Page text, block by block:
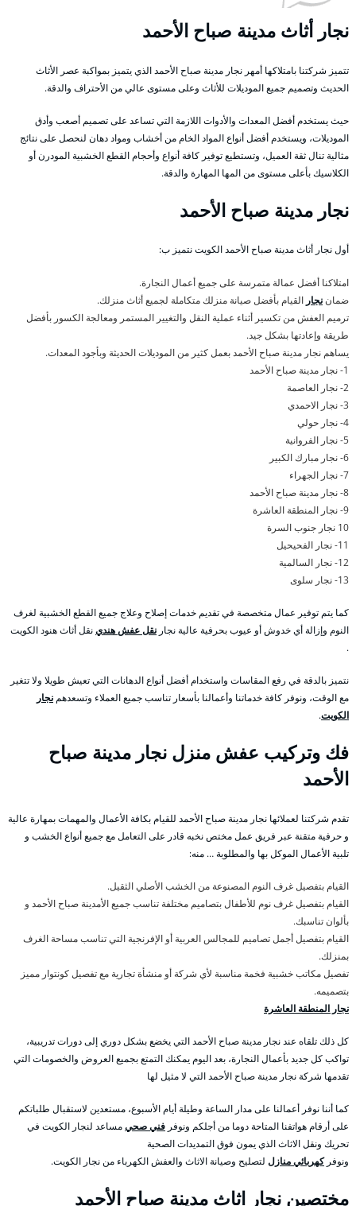
نجار أثاث مدينة صباح الأحمد
تتميز شركتنا بامتلاكها أمهر نجار مدينة صباح الأحمد الذي يتميز بمواكبة عصر الأثاث
الحديث وتصميم جميع الموديلات للأثاث وعلى مستوى عالي من الأحتراف والدقة.
حيث يستخدم أفضل المعدات والأدوات اللازمة التي تساعد على تصميم أصعب وأدق
الموديلات، ويستخدم أفضل أنواع المواد الخام من أخشاب ومواد دهان لنحصل على نتائج
مثالية تنال ثقة العميل، وتستطيع توفير كافة أنواع وأحجام القطع الخشبية المودرن أو
الكلاسيك بأعلى مستوى من المها المهارة والدقة.
نجار مدينة صباح الأحمد
أول نجار أثاث مدينة صباح الأحمد الكويت نتميز ب:
امتلاكنا أفضل عمالة متمرسة على جميع أعمال النجارة.
ضمان نجار القيام بأفضل صيانة منزلك متكاملة لجميع أثاث منزلك.
ترميم العفش من تكسير أثناء عملية النقل والتغيير المستمر ومعالجة الكسور بأفضل
طريقة وإعادتها بشكل جيد.
يساهم نجار مدينة صباح الأحمد بعمل كثير من الموديلات الحديثة وبأجود المعدات.
1- نجار مدينة صباح الأحمد
2- نجار العاصمة
3- نجار الاحمدي
4- نجار حولي
5- نجار الفروانية
6- نجار مبارك الكبير
7- نجار الجهراء
8- نجار مدينة صباح الأحمد
9- نجار المنطقة العاشرة
10 نجار جنوب السرة
11- نجار الفحيحيل
12- نجار السالمية
13- نجار سلوى
كما يتم توفير عمال متخصصة في تقديم خدمات إصلاح وعلاج جميع القطع الخشبية لغرف
النوم وإزالة أي خدوش أو عيوب بحرفية عالية نجار نقل عفش هندينقل أثاث هنود الكويت
.
نتميز بالدقة في رفع المقاسات واستخدام أفضل أنواع الدهانات التي تعيش طويلا ولا تتغير
مع الوقت، ونوفر كافة خدماتنا وأعمالنا بأسعار تناسب جميع العملاء وتسعدهم نجار
الكويت.
فك وتركيب عفش منزل نجار مدينة صباح
الأحمد
تقدم شركتنا لعملائها نجار مدينة صباح الأحمد للقيام بكافة الأعمال والمهمات بمهارة عالية
و حرفية متقنة عبر فريق عمل مختص نخبه قادر على التعامل مع جميع أنواع الخشب و
تلبية الأعمال الموكل بها والمطلوبة … منه:
القيام بتفصيل غرف النوم المصنوعة من الخشب الأصلي الثقيل.
القيام بتفصيل غرف نوم للأطفال بتصاميم مختلفة تناسب جميع الأمدينة صباح الأحمد و
بألوان تناسبك.
القيام بتفصيل أجمل تصاميم للمجالس العربية أو الإفرنجية التي تناسب مساحة الغرف
بمنزلك.
تفصيل مكاتب خشبية فخمة مناسبة لأي شركة أو منشأة تجارية مع تفصيل كونتوار مميز
بتصميمه.
نجار المنطقة العاشرة
كل ذلك تلقاه عند نجار مدينة صباح الأحمد التي يخضع بشكل دوري إلى دورات تدريبية،
تواكب كل جديد بأعمال النجارة، بعد اليوم يمكنك التمتع بجميع العروض والخصومات التي
تقدمها شركة نجار مدينة صباح الأحمد التي لا مثيل لها
كما أننا نوفر أعمالنا على مدار الساعة وطيلة أيام الأسبوع، مستعدين لاستقبال طلباتكم
على أرقام هواتفنا المتاحة دوما من أجلكم ونوفر فني صحيمساعد لنجار الكويت في
تحريك ونقل الاثاث الذي يمون فوق التمديدات الصحية
ونوفركهربائي منازل لتصليح وصيانة الاثاث والعفش الكهرباء من نجار الكويت.
مختصين نجار اثاث مدينة صباح الأحمد